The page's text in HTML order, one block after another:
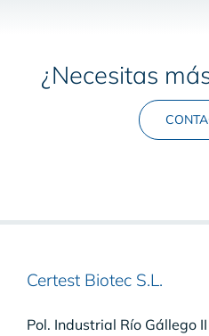
¿Necesitas
Certest Biotec S.L.
Pol. Industrial Río Gállego II